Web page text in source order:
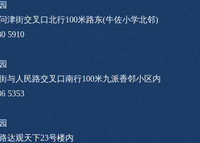
津街交叉口北行100米路东(牛佐小学北邻)
5910
与人民路交叉口南行100米九派香邻小区内
5353
达观天下23号楼内